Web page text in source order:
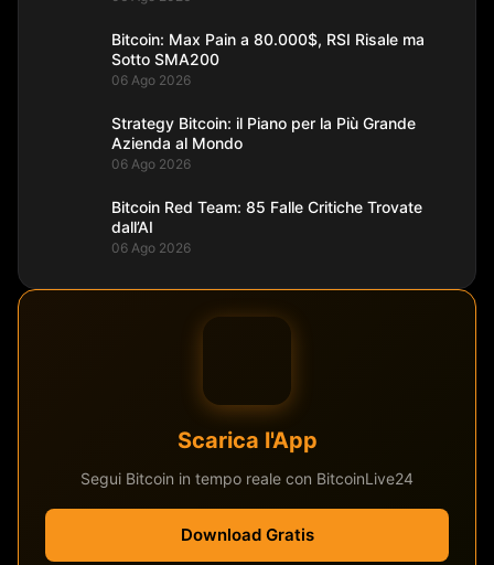
Bitcoin: Max Pain a 80.000$, RSI Risale ma
Sotto SMA200
06 Ago 2026
Strategy Bitcoin: il Piano per la Più Grande
Azienda al Mondo
06 Ago 2026
Bitcoin Red Team: 85 Falle Critiche Trovate
dall’AI
06 Ago 2026
Scarica l'App
Segui Bitcoin in tempo reale con BitcoinLive24
Download Gratis